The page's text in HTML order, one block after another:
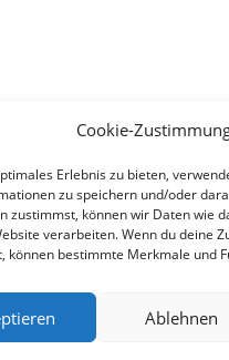
Cookie-
Erlebnis zu bieten,
zu speichern und/oder
zustimmst, können wir Daten wie
verarbeiten. Wenn du deine
können bestimmte Merkmale und
Ablehnen